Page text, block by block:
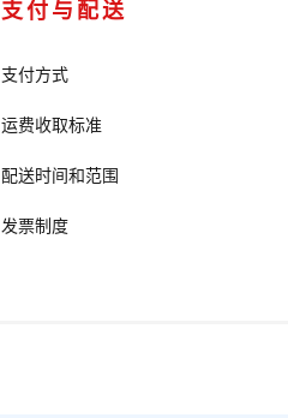
支付与配送
支付方式
运费收取标准
配送时间和范围
发票制度